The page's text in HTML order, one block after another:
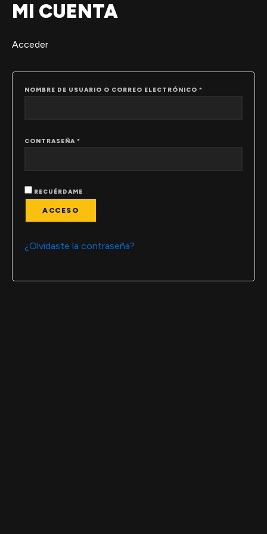
MI CUENTA
Acceder
NOMBRE DE USUARIO O CORREO ELECTRÓNICO *
CONTRASEÑA *
OBLIGATORIO
RECUÉRDAME
ACCESO
¿Olvidaste la contraseña?